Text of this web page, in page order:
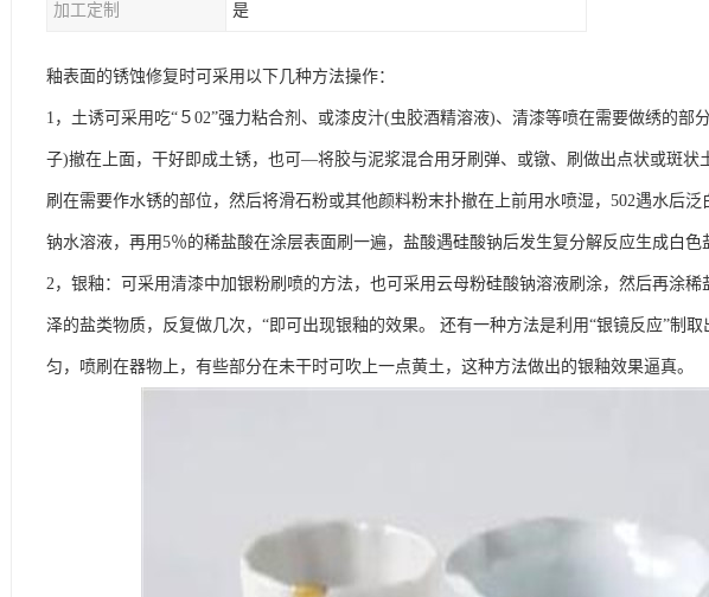
加工定制 是
釉表面的锈蚀修复时可采用以下几种方法操作：
1，土诱可采用吃“５02”强力粘合剂、或漆皮汁(虫胶酒精溶液)、清漆等喷在需要做绣的
子)撤在上面，干好即成土锈，也可—将胶与泥浆混合用牙刷弹、或镦、刷做出点状或斑
刷在需要作水锈的部位，然后将滑石粉或其他颜料粉末扑撤在上前用水喷湿，502遇水后
钠水溶液，再用5％的稀盐酸在涂层表面刷一遍，盐酸遇硅酸钠后发生复分解反应生成白色
2，银釉：可采用清漆中加银粉刷喷的方法，也可采用云母粉硅酸钠溶液刷涂，然后再涂
泽的盐类物质，反复做几次，“即可出现银釉的效果。 还有一种方法是利用“银镜反应”制
匀，喷刷在器物上，有些部分在未干时可吹上一点黄土，这种方法做出的银釉效果逼真。